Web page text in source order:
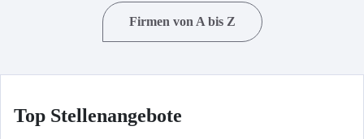
Firmen von A bis Z
Top Stellenangebote